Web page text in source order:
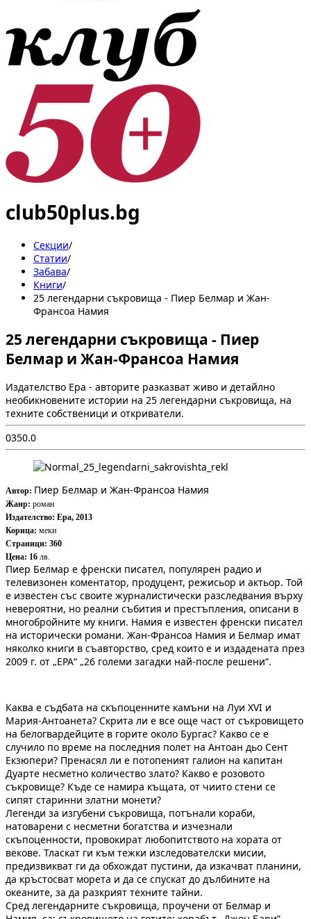
club50plus.bg
Секции/
Статии/
Забава/
Книги/
25 легендарни съкровища - Пиер Белмар и Жан-
Франсоа Намия
25 легендарни съкровища - Пиер
Белмар и Жан-Франсоа Намия
Издателство Ера - авторите разказват живо и детайлно
необикновените истории на 25 легендарни съкровища, на
техните собственици и откриватели.
0350.0
Автор: Пиер Белмар и Жан-Франсоа Намия
Жанр: роман
Издателство: Ера, 2013
Корица: меки
Страници: 360
Цена: 16 лв.
Пиер Белмар е френски писател, популярен радио и
телевизонен коментатор, продуцент, режисьор и актьор. Той
е известен със своите журналистически разследвания върху
невероятни, но реални събития и престъпления, описани в
многобройните му книги. Намия е известен френски писател
на исторически романи. Жан-Франсоа Намия и Белмар имат
няколко книги в съавторство, сред които е и издадената през
2009 г. от „ЕРА“ „26 големи загадки най-после решени“.
Каква е съдбата на скъпоценните камъни на Луи ХVІ и
Мария-Антоанета? Скрита ли е все още част от съкровището
на белогвардейците в горите около Бургас? Какво се е
случило по време на последния полет на Антоан дьо Сент
Екзюпери? Пренасял ли е потопеният галион на капитан
Дуарте несметно количество злато? Какво е розовото
съкровище? Къде се намира къщата, от чиито стени се
сипят старинни златни монети?
Легенди за изгубени съкровища, потънали кораби,
натоварени с несметни богатства и изчезнали
скъпоценности, провокират любопитството на хората от
векове. Тласкат ги към тежки изследователски мисии,
предизвикват ги да обхождат пустини, да изкачват планини,
да кръстосват морета и да се спускат до дълбините на
океаните, за да разкрият техните тайни.
Сред легендарните съкровища, проучени от Белмар и